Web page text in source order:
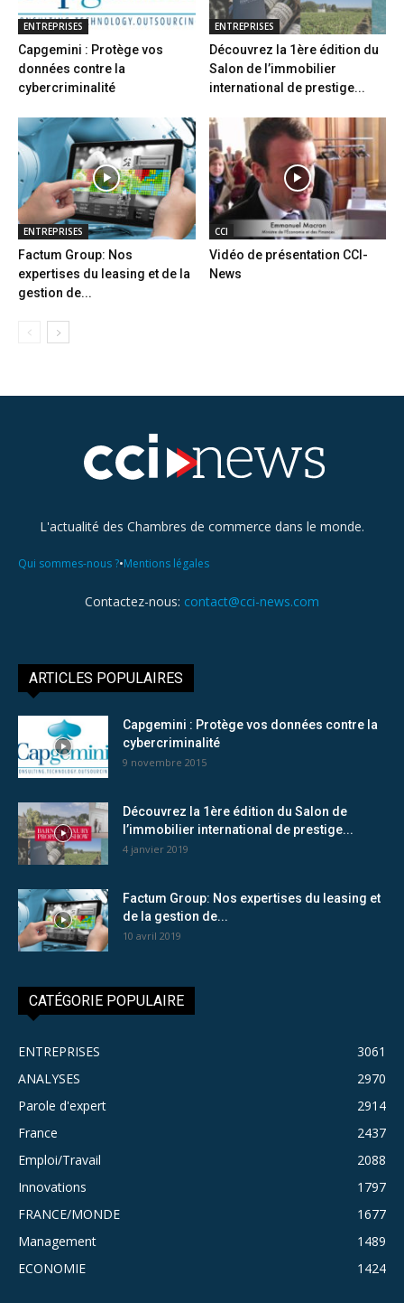
ENTREPRISES
Capgemini : Protège vos
données contre la
cybercriminalité
ENTREPRISES
Découvrez la 1ère édition du
Salon de l’immobilier
international de prestige...
ENTREPRISES
Factum Group: Nos
expertises du leasing et de la
gestion de...
CCI
Vidéo de présentation CCI-
News
L'actualité des Chambres de commerce dans le monde.
Qui sommes-nous ?•Mentions légales
Contactez-nous: contact@cci-news.com
ARTICLES POPULAIRES
Capgemini : Protège vos données contre la
cybercriminalité
9 novembre 2015
Découvrez la 1ère édition du Salon de
l’immobilier international de prestige...
4 janvier 2019
Factum Group: Nos expertises du leasing et
de la gestion de...
10 avril 2019
CATÉGORIE POPULAIRE
ENTREPRISES
3061
ANALYSES
2970
Parole d'expert
2914
France
2437
Emploi/Travail
2088
Innovations
1797
FRANCE/MONDE
1677
Management
1489
ECONOMIE
1424